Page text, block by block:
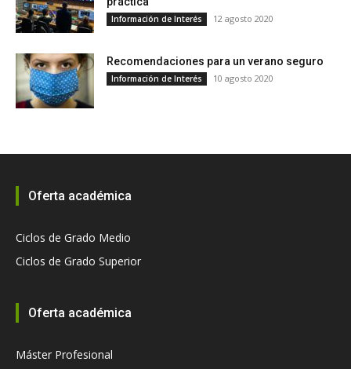
Información de Interés 12 agosto 2020
Recomendaciones para un verano seguro
Información de Interés 10 agosto 2020
Oferta académica
Ciclos de Grado Medio
Ciclos de Grado Superior
Oferta académica
Máster Profesional